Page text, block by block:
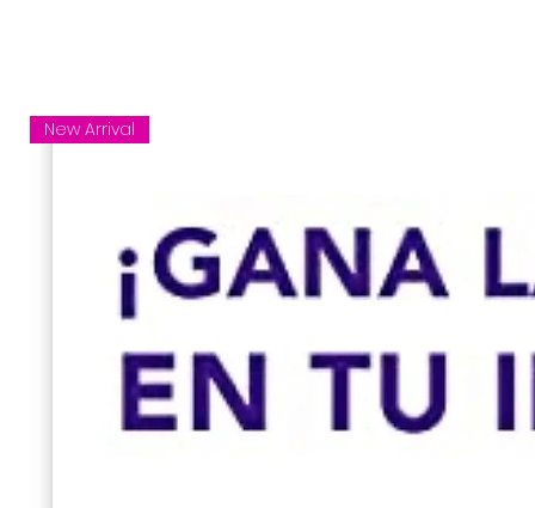
New Arrival